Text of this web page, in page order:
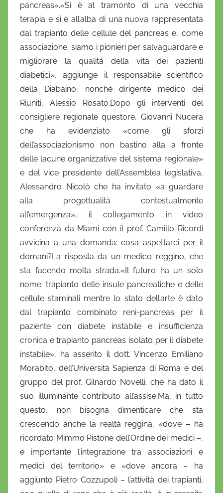
pancreas».«Si è al tramonto di una vecchia
terapia e si è all’alba di una nuova rappresentata
dal trapianto delle cellule del pancreas e, come
associazione, siamo i pionieri per salvaguardare e
migliorare la qualità della vita dei pazienti
diabetici», aggiunge il responsabile scientifico
della Diabaino, nonché dirigente medico dei
Riuniti, Alessio Rosato.Dopo gli interventi del
consigliere regionale questore, Giovanni Nucera
che ha evidenziato «come gli sforzi
dell’associazionismo non bastino alla a fronte
delle lacune organizzative del sistema regionale»
e del vice presidente dell’Assemblea legislativa,
Alessandro Nicolò che ha invitato «a guardare
alla progettualità contestualmente
all’emergenza», il collegamento in video
conferenza da Miami con il prof. Camillo Ricordi
avvicina a una domanda: cosa aspettarci per il
domani?La risposta da un medico reggino, che
sta facendo molta strada.«Il futuro ha un solo
nome: trapianto delle insule pancreatiche e delle
cellule staminali mentre lo stato dell’arte è dato
dal trapianto combinato reni-pancreas per il
paziente con diabete instabile e insufficienza
cronica e trapianto pancreas isolato per il diabete
instabile», ha asserito il dott. Vincenzo Emiliano
Morabito, dell’Università Sapienza di Roma e del
gruppo del prof. Gilnardo Novelli, che ha dato il
suo illuminante contributo all’assise.Ma, in tutto
questo, non bisogna dimenticare che sta
crescendo anche la realtà reggina, «dove – ha
ricordato Mimmo Pistone dell’Ordine dei medici –,
è importante l’integrazione tra associazioni e
medici del territorio» e «dove ancora – ha
aggiunto Pietro Cozzupoli – l’attività dei trapianti,